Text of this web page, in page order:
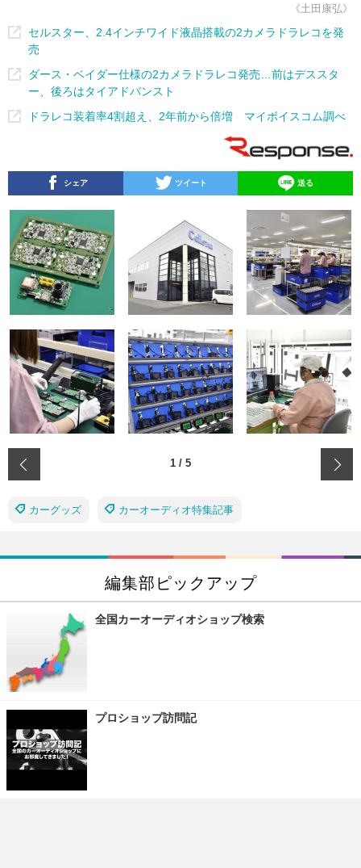
《土田康弘》
セルスター、2.4インチワイド液晶搭載の2カメラドラレコを発
売
ダース・ベイダー仕様の2カメラドラレコ発売…前はデススタ
ー、後ろはタイアドバンスト
ドラレコ装着率4割超え、2年前から倍増 マイボイスコム調べ
シェア ツイート 送る
1 / 5
カーグッズ カーオーディオ特集記事
編集部ピックアップ
全国カーオーディオショップ検索
プロショップ訪問記